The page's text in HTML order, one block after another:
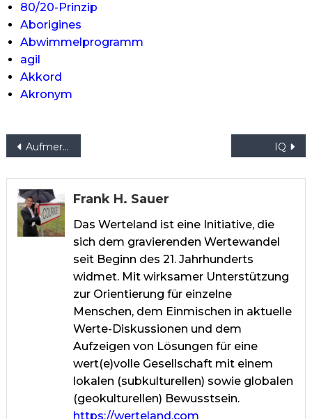
80/20-Prinzip
Aborigines
Abwimmelprogramm
agil
Akkord
Akronym
Beitragsnavigation
Aufmerksamkeitseinheit IQ
Frank H. Sauer
Das Werteland ist eine Initiative, die
sich dem gravierenden Wertewandel
seit Beginn des 21. Jahrhunderts
widmet. Mit wirksamer Unterstützung
zur Orientierung für einzelne
Menschen, dem Einmischen in aktuelle
Werte-Diskussionen und dem
Aufzeigen von Lösungen für eine
wert(e)volle Gesellschaft mit einem
lokalen (subkulturellen) sowie globalen
(geokulturellen) Bewusstsein.
https://werteland.com